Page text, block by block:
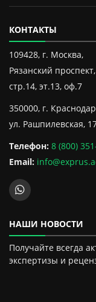
КОНТАКТЫ
109428, г. Москва,
Рязанский
стр.14, эт.13, оф.7
350000, г.
ул. Рашпилевская,
Телефон: 8 (800)
Email:
НАШИ НОВОСТИ
Получайте всегда
экспертизы и